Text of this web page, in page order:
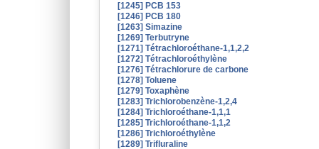
[1245] PCB 153
[1246] PCB 180
[1263] Simazine
[1269] Terbutryne
[1271] Tétrachloroéthane-1,1,2,2
[1272] Tétrachloroéthylène
[1276] Tétrachlorure de carbone
[1278] Toluene
[1279] Toxaphène
[1283] Trichlorobenzène-1,2,4
[1284] Trichloroéthane-1,1,1
[1285] Trichloroéthane-1,1,2
[1286] Trichloroéthylène
[1289] Trifluraline